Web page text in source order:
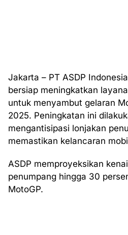
Jakarta – PT ASDP
bersiap meningkatkan
untuk menyambut gelaran
2025. Peningkatan ini
mengantisipasi lonjakan
memastikan kelancaran
ASDP memproyeksikan
penumpang hingga 30
MotoGP.